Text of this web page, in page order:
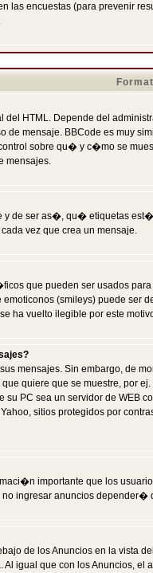
las encuestas (para prevenir
HTML. Depende del
mensaje. BBCode es muy
sobre qu� y c�mo se
mensajes.
y de ser as�, qu� etiquetas
vez que crea un mensaje.
que pueden ser usados
emoticonos (smileys) puede
ha vuelto ilegible por este
mensajes. Sin embargo, de
quiere que se muestre, por
su PC sea un servidor de
sitios protegidos por
importante que los
ingresar anuncios
de los Anuncios en la
igual que con los Anuncios,